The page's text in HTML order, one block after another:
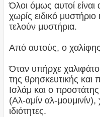
Όλοι όμως αυτοί είναι
χωρίς ειδικό
τελούν μυστήρια.
Από αυτούς, ο
Όταν υπήρχε
της θρησκευτικής και
Ισλάμ και ο
(Αλ-αμίν αλ-
ιδιότητες.